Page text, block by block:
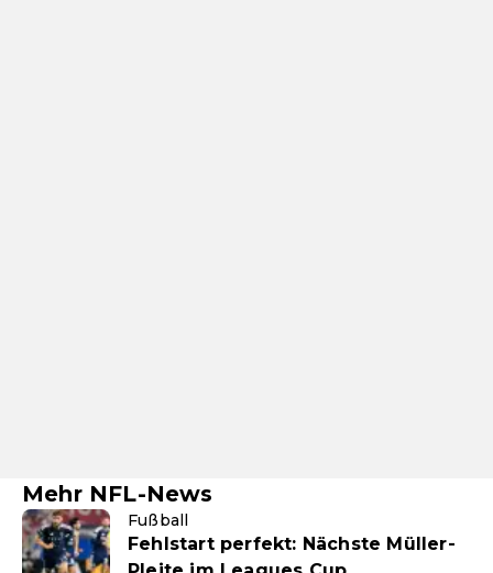
Mehr NFL-News
Fußball
Fehlstart perfekt: Nächste Müller-